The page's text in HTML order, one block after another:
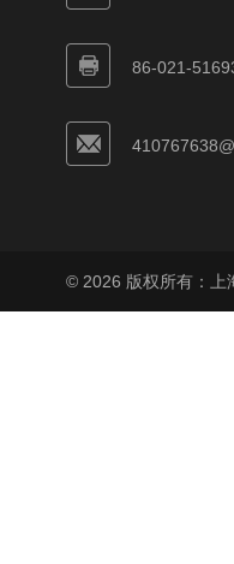
86-021-
© 2026 版权所有：